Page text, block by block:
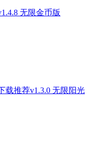
无限金币版
载推荐v1.3.0 无限阳光